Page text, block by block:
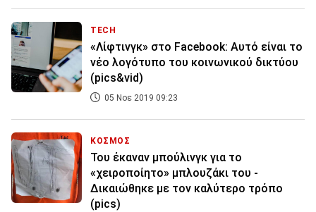
TECH
«Λίφτινγκ» στο Facebook: Αυτό είναι το
νέο λογότυπο του κοινωνικού δικτύου
(pics&vid)
05 Νοε 2019 09:23
ΚΟΣΜΟΣ
Του έκαναν μπούλινγκ για το
«χειροποίητο» μπλουζάκι του -
Δικαιώθηκε με τον καλύτερο τρόπο
(pics)